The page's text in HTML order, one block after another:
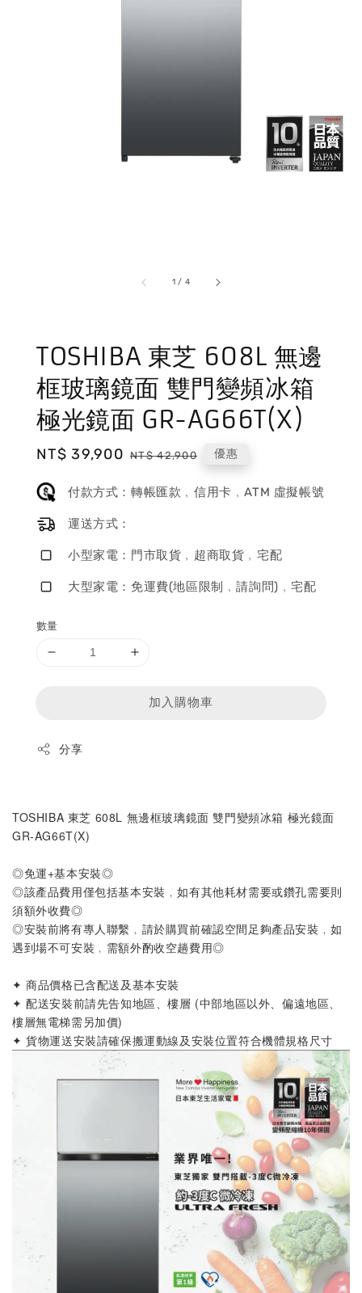
1 / 4
TOSHIBA 東芝 608L 無邊
框玻璃鏡面 雙門變頻冰箱
極光鏡面 GR-AG66T(X)
Sale
NT$ 39,900 Regular
NT$ 42,900 優惠
付款方式：轉帳匯款﹐信用卡﹐ATM 虛擬帳號
運送方式：
小型家電：門市取貨﹐超商取貨﹐宅配
大型家電：免運費(地區限制﹐請詢問)﹐宅配
數量
加入購物車
分享
TOSHIBA 東芝 608L 無邊框玻璃鏡面 雙門變頻冰箱 極光鏡面
GR-AG66T(X)
◎免運+基本安裝◎
◎該產品費用僅包括基本安裝﹐如有其他耗材需要或鑽孔需要則
須額外收費◎
◎安裝前將有專人聯繫﹐請於購買前確認空間足夠產品安裝﹐如
遇到場不可安裝﹐需額外酌收空趟費用◎
✦ 商品價格已含配送及基本安裝
✦ 配送安裝前請先告知地區、樓層 (中部地區以外、偏遠地區、
樓層無電梯需另加價)
✦ 貨物運送安裝請確保搬運動線及安裝位置符合機體規格尺寸